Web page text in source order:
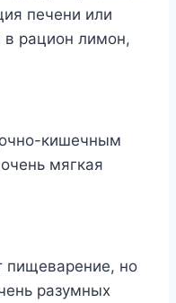
печени или
рацион лимон,
кишечным
мягкая
пищеварение, но
разумных